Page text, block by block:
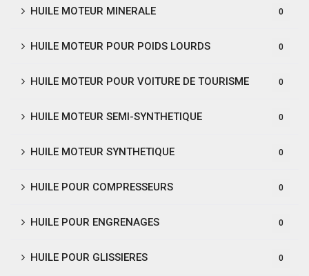
HUILE MOTEUR MINERALE 0
HUILE MOTEUR POUR POIDS LOURDS 0
HUILE MOTEUR POUR VOITURE DE TOURISME 0
HUILE MOTEUR SEMI-SYNTHETIQUE 0
HUILE MOTEUR SYNTHETIQUE 0
HUILE POUR COMPRESSEURS 0
HUILE POUR ENGRENAGES 0
HUILE POUR GLISSIERES 0